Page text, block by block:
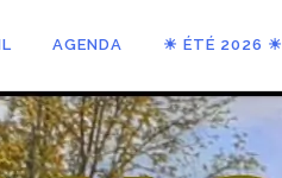
AGENDA ☀ ÉTÉ 2026 ☀